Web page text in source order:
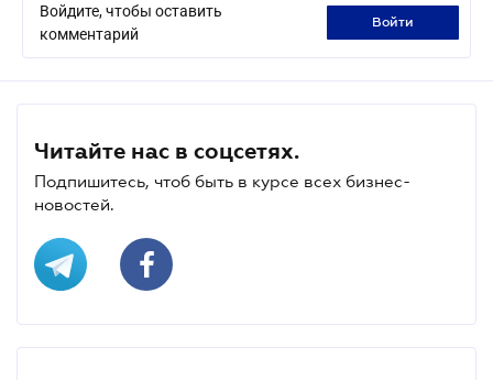
Войдите, чтобы оставить
комментарий
войти
Читайте нас в соцсетях.
Подпишитесь, чтоб быть в курсе всех бизнес-
новостей.